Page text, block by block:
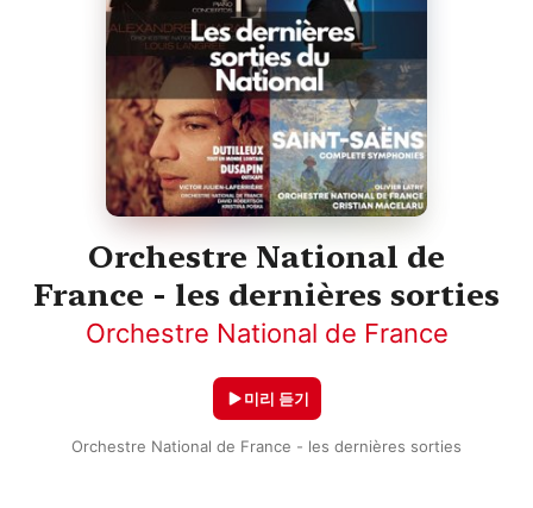
Orchestre National de
France - les dernières sorties
Orchestre National de France
Orchestre National de France - les dernières sorties
미리 듣기